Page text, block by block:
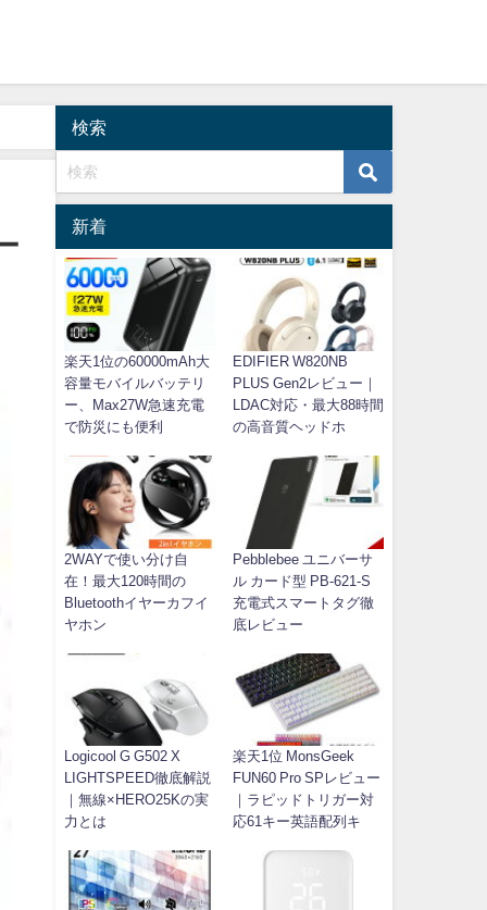
検索
新着
楽天1位の60000mAh大
容量モバイルバッテリ
ー、Max27W急速充電
で防災にも便利
EDIFIER W820NB
PLUS Gen2レビュー｜
LDAC対応・最大88時間
の高音質ヘッドホ
2WAYで使い分け自
在！最大120時間の
Bluetoothイヤーカフイ
ヤホン
Pebblebee ユニバーサ
ル カード型 PB-621-S
充電式スマートタグ徹
底レビュー
Logicool G G502 X
LIGHTSPEED徹底解説
｜無線×HERO25Kの実
力とは
楽天1位 MonsGeek
FUN60 Pro SPレビュー
｜ラピッドトリガー対
応61キー英語配列キ